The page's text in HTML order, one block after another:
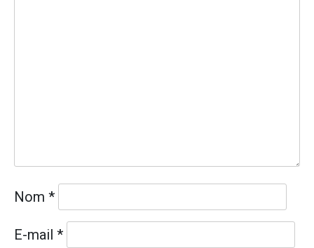
Nom *
E-mail *